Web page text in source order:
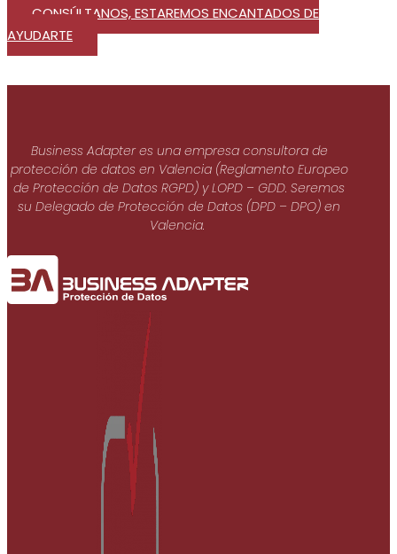
CONSÚLTANOS, ESTAREMOS ENCANTADOS DE
AYUDARTE
Business Adapter es una empresa consultora de
protección de datos en Valencia (Reglamento Europeo
de Protección de Datos RGPD) y LOPD – GDD. Seremos
su Delegado de Protección de Datos (DPD – DPO) en
Valencia.